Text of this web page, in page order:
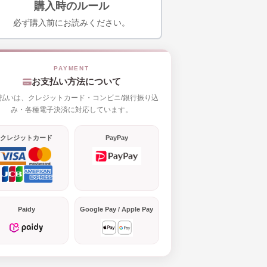
購入時のルール
必ず購入前にお読みください。
お支払い方法について
いは、クレジットカード・コンビニ/銀行振り込
み・各種電子決済に対応しています。
クレジットカード PayPay
Paidy Google Pay / Apple Pay